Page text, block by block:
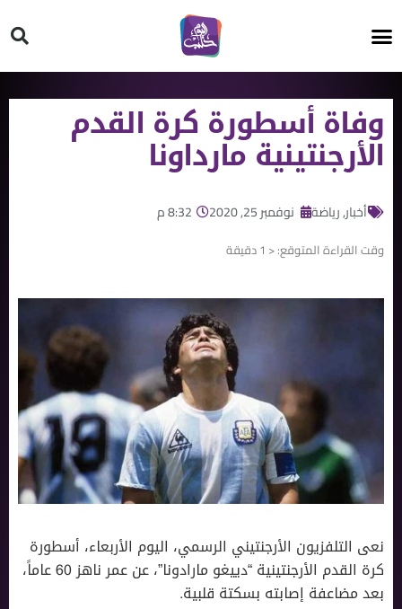
وفاة أسطورة كرة القدم
الأرجنتينية مارداونا
أخبار,رياضة نوفمبر 25, 2020 8:32 م
وقت القراءة المتوقع:< 1 دقيقة
نعى التلفزيون الأرجنتيني الرسمي، اليوم الأربعاء، أسطورة
كرة القدم الأرجنتينية “دييغو مارادونا”، عن عمر ناهز ٦٠ عاماً،
بعد مضاعفة إصابته بسكتة قلبية.